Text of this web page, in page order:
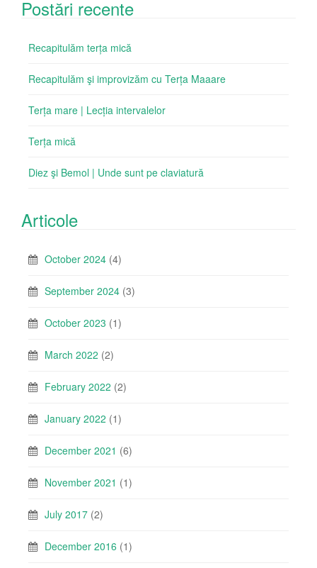
Postări recente
Recapitulăm terța mică
Recapitulăm şi improvizăm cu Terța Maaare
Terța mare | Lecția intervalelor
Terța mică
Diez şi Bemol | Unde sunt pe claviatură
Articole
October 2024 (4)
September 2024 (3)
October 2023 (1)
March 2022 (2)
February 2022 (2)
January 2022 (1)
December 2021 (6)
November 2021 (1)
July 2017 (2)
December 2016 (1)